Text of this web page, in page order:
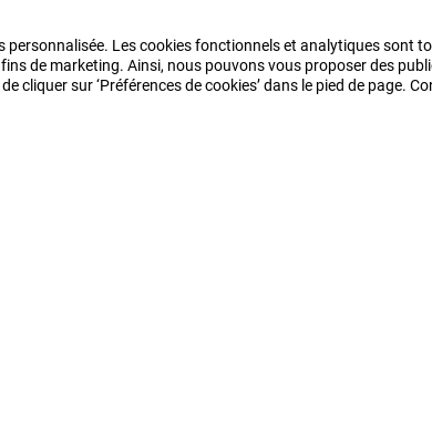
Les cookies fonctionnels et analytiques sont
de marketing. Ainsi, nous pouvons vous proposer des
sur ‘Préférences de cookies’ dans le pied de page.